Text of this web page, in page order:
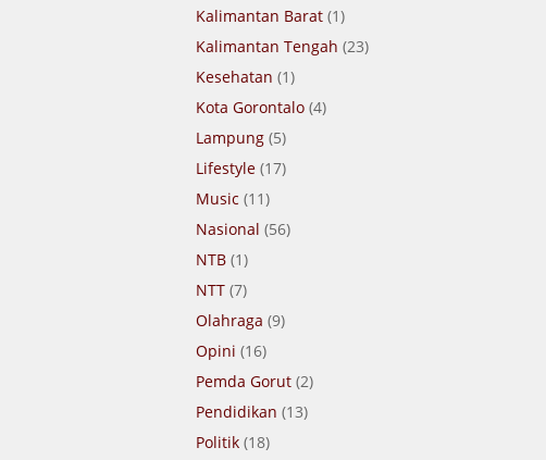
Kalimantan Barat(1)
Kalimantan Tengah (23)
Kesehatan (1)
Kota Gorontalo(4)
Lampung(5)
Lifestyle(17)
Music (11)
Nasional (56)
NTB(1)
NTT(7)
Olahraga (9)
Opini (16)
Pemda Gorut(2)
Pendidikan (13)
Politik(18)